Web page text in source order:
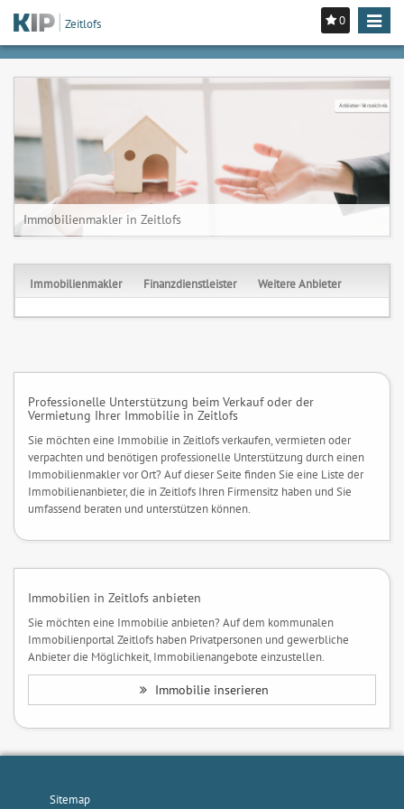
0
Toggle
Zeitlofs
Anbieter-Verzeichnis
Immobilienmakler in Zeitlofs
Immobilienmakler Finanzdienstleister Weitere Anbieter
Professionelle Unterstützung beim Verkauf oder der
Vermietung Ihrer Immobilie in Zeitlofs
Sie möchten eine Immobilie in Zeitlofs verkaufen, vermieten oder
verpachten und benötigen professionelle Unterstützung durch einen
Immobilienmakler vor Ort? Auf dieser Seite finden Sie eine Liste der
Immobilienanbieter, die in Zeitlofs Ihren Firmensitz haben und Sie
umfassend beraten und unterstützen können.
Immobilien in Zeitlofs anbieten
Sie möchten eine Immobilie anbieten? Auf dem kommunalen
Immobilienportal Zeitlofs haben Privatpersonen und gewerbliche
Anbieter die Möglichkeit, Immobilienangebote einzustellen.
Immobilie inserieren
Sitemap